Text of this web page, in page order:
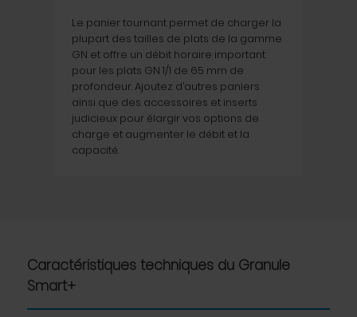
Le panier tournant permet de charger la
plupart des tailles de plats de la gamme
GN et offre un débit horaire important
pour les plats GN 1/1 de 65 mm de
profondeur. Ajoutez d’autres paniers
ainsi que des accessoires et inserts
judicieux pour élargir vos options de
charge et augmenter le débit et la
capacité.
Caractéristiques techniques du Granule
Smart+